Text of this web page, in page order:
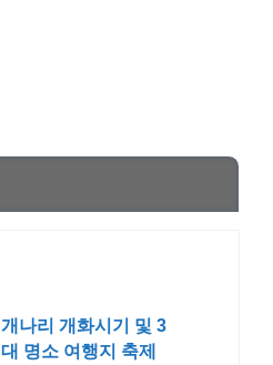
개나리 개화시기 및 3
대 명소 여행지 축제